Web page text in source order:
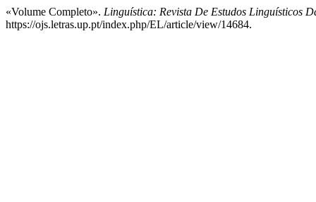
«Volume Completo». Linguística: Revista De Estudos Linguísticos
https://ojs.letras.up.pt/index.php/EL/article/view/14684.